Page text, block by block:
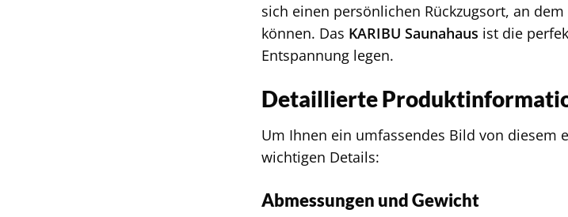
sich einen persönlichen Rückzugsort, an
können. Das KARIBU Saunahaus ist die
Entspannung legen.
Detaillierte
Um Ihnen ein umfassendes Bild von diesem
wichtigen Details:
Abmessungen und Gewicht